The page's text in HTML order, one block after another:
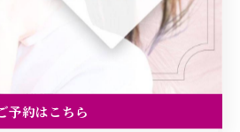
の投稿 Recent Posts
予約はこちら